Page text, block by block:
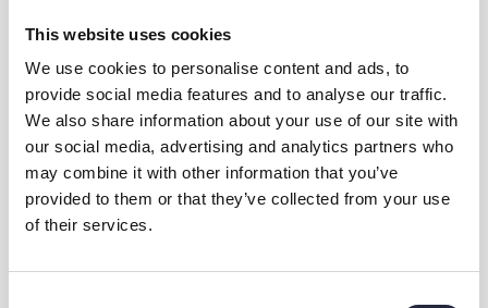
This website uses cookies
We use cookies to personalise content and ads, to
provide social media features and to analyse our traffic.
We also share information about your use of our site with
our social media, advertising and analytics partners who
may combine it with other information that you’ve
provided to them or that they’ve collected from your use
of their services.
• Restaurang (tre KRAV-stjärnor)
• Växthus
Bilderna är tagna av fotograf Linnea Ronström